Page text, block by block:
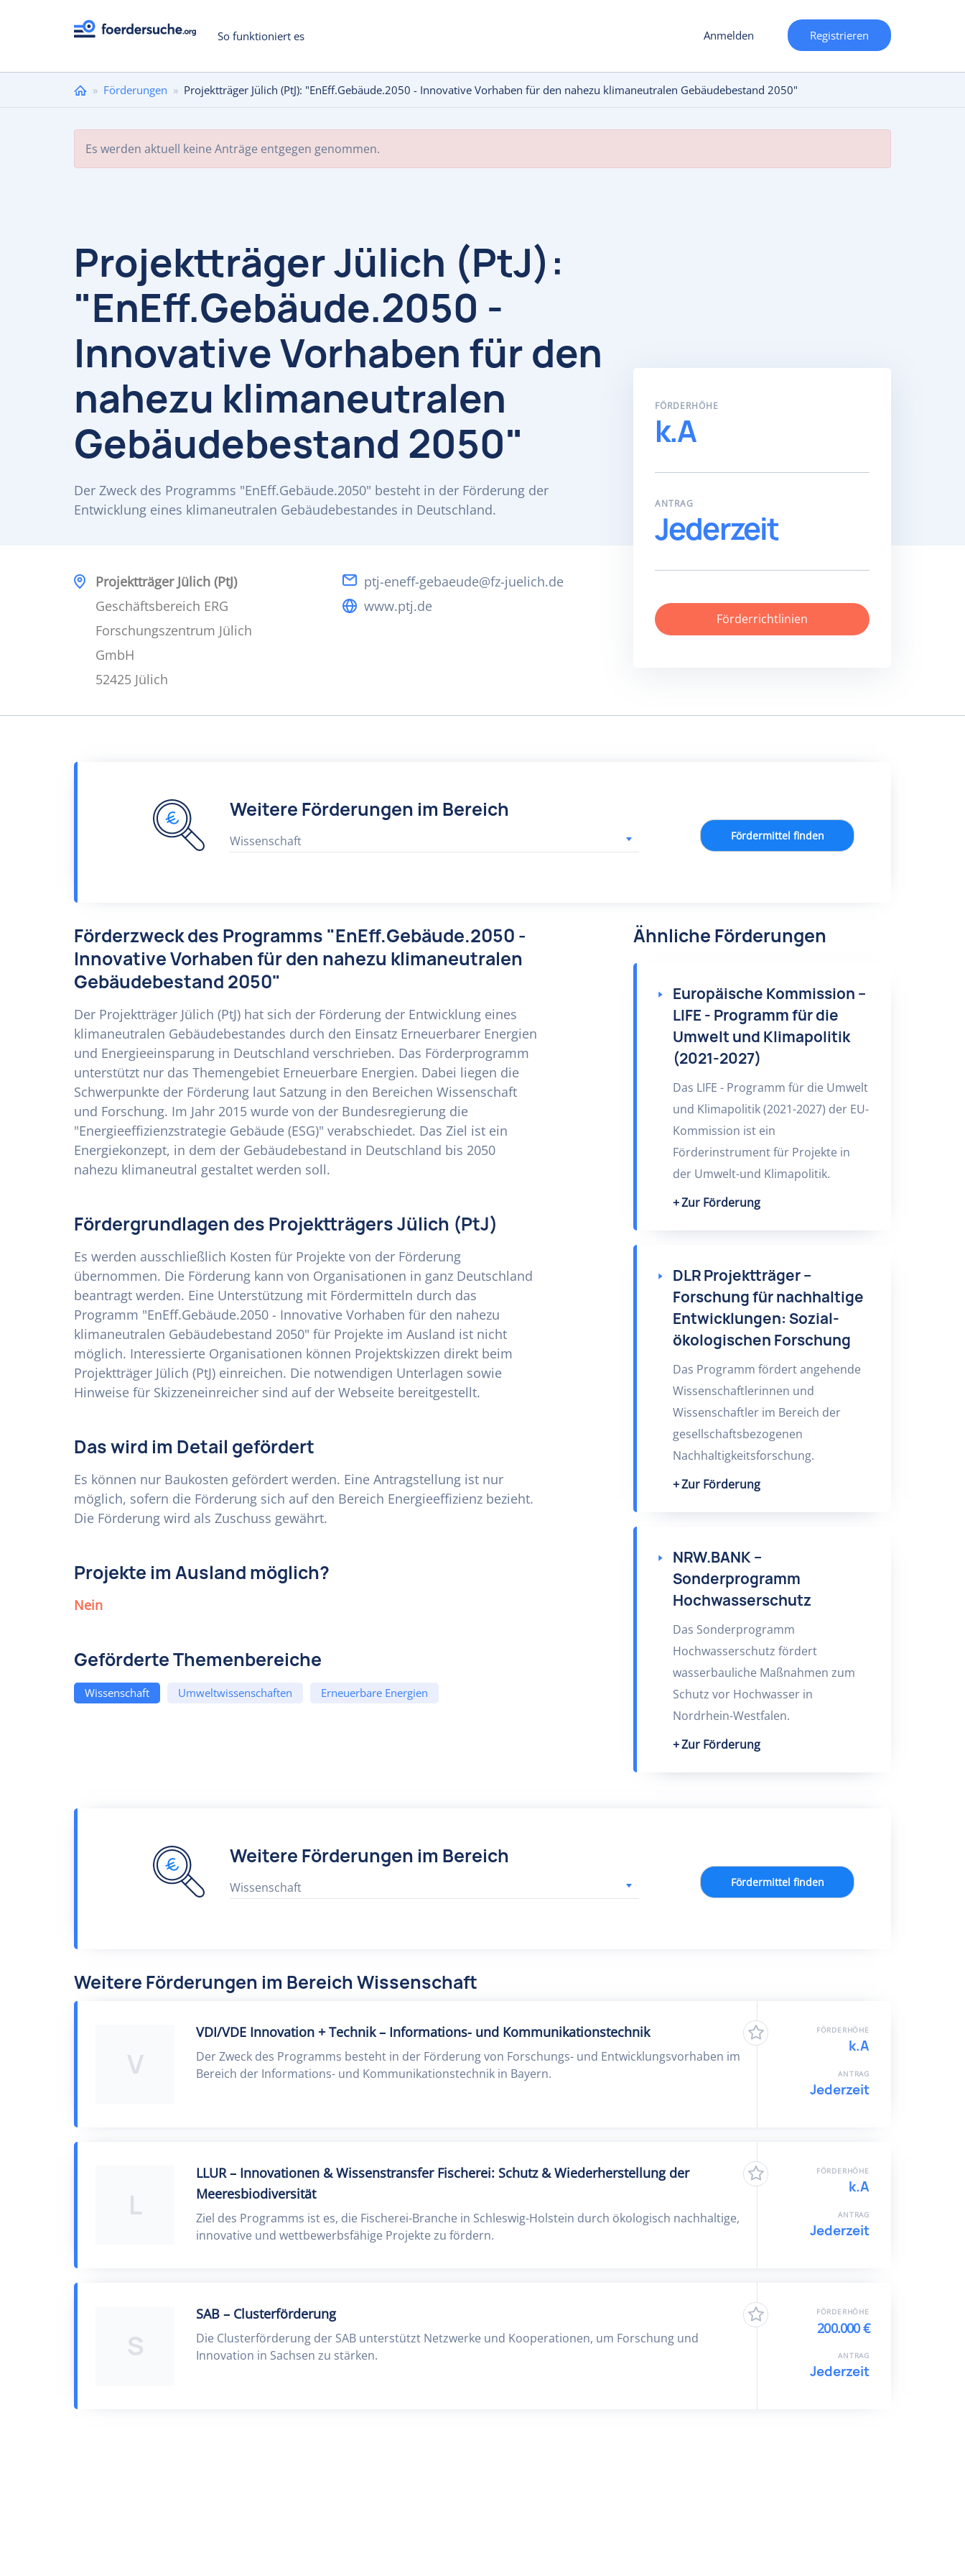
So funktioniert es Anmelden Registrieren
Sie
hier
» Förderungen » Projektträger Jülich (PtJ): "EnEff.Gebäude.2050 - Innovative Vorhaben für den nahezu klimaneutralen Gebäudebestand 2050"
Es werden aktuell keine Anträge entgegen genommen.
Projektträger Jülich (PtJ):
"EnEff.Gebäude.2050 -
Innovative Vorhaben für den
nahezu klimaneutralen
Gebäudebestand 2050"
Der Zweck des Programms "EnEff.Gebäude.2050" besteht in der Förderung der
Entwicklung eines klimaneutralen Gebäudebestandes in Deutschland.
Projektträger Jülich (PtJ)
Geschäftsbereich ERG
Forschungszentrum Jülich
GmbH
52425 Jülich
ptj-eneff-gebaeude@fz-juelich.de
www.ptj.de
FÖRDERHÖHE
k.A
ANTRAG
Jederzeit
Förderrichtlinien
Weitere Förderungen im Bereich
Wissenschaft Fördermittel finden
Förderzweck des Programms "EnEff.Gebäude.2050 -
Innovative Vorhaben für den nahezu klimaneutralen
Gebäudebestand 2050"
Der Projektträger Jülich (PtJ) hat sich der Förderung der Entwicklung eines
klimaneutralen Gebäudebestandes durch den Einsatz Erneuerbarer Energien
und Energieeinsparung in Deutschland verschrieben. Das Förderprogramm
unterstützt nur das Themengebiet Erneuerbare Energien. Dabei liegen die
Schwerpunkte der Förderung laut Satzung in den Bereichen Wissenschaft
und Forschung. Im Jahr 2015 wurde von der Bundesregierung die
"Energieeffizienzstrategie Gebäude (ESG)" verabschiedet. Das Ziel ist ein
Energiekonzept, in dem der Gebäudebestand in Deutschland bis 2050
nahezu klimaneutral gestaltet werden soll.
Fördergrundlagen des Projektträgers Jülich (PtJ)
Es werden ausschließlich Kosten für Projekte von der Förderung
übernommen. Die Förderung kann von Organisationen in ganz Deutschland
beantragt werden. Eine Unterstützung mit Fördermitteln durch das
Programm "EnEff.Gebäude.2050 - Innovative Vorhaben für den nahezu
klimaneutralen Gebäudebestand 2050" für Projekte im Ausland ist nicht
möglich. Interessierte Organisationen können Projektskizzen direkt beim
Projektträger Jülich (PtJ) einreichen. Die notwendigen Unterlagen sowie
Hinweise für Skizzeneinreicher sind auf der Webseite bereitgestellt.
Das wird im Detail gefördert
Es können nur Baukosten gefördert werden. Eine Antragstellung ist nur
möglich, sofern die Förderung sich auf den Bereich Energieeffizienz bezieht.
Die Förderung wird als Zuschuss gewährt.
Projekte im Ausland möglich?
Nein
Geförderte Themenbereiche
Wissenschaft Umweltwissenschaften Erneuerbare Energien
Ähnliche Förderungen
Europäische Kommission –
LIFE - Programm für die
Umwelt und Klimapolitik
(2021-2027)
Das LIFE - Programm für die Umwelt
und Klimapolitik (2021-2027) der EU-
Kommission ist ein
Förderinstrument für Projekte in
der Umwelt-und Klimapolitik.
Zur Förderung
DLR Projektträger –
Forschung für nachhaltige
Entwicklungen: Sozial-
ökologischen Forschung
Das Programm fördert angehende
Wissenschaftlerinnen und
Wissenschaftler im Bereich der
gesellschaftsbezogenen
Nachhaltigkeitsforschung.
Zur Förderung
NRW.BANK –
Sonderprogramm
Hochwasserschutz
Das Sonderprogramm
Hochwasserschutz fördert
wasserbauliche Maßnahmen zum
Schutz vor Hochwasser in
Nordrhein-Westfalen.
Zur Förderung
Weitere Förderungen im Bereich
Wissenschaft Fördermittel finden
Weitere Förderungen im Bereich Wissenschaft
V
VDI/VDE Innovation + Technik – Informations- und Kommunikationstechnik
Der Zweck des Programms besteht in der Förderung von Forschungs- und Entwicklungsvorhaben im
Bereich der Informations- und Kommunikationstechnik in Bayern.
FÖRDERHÖHE
k.A
ANTRAG
Jederzeit
L
LLUR – Innovationen & Wissenstransfer Fischerei: Schutz & Wiederherstellung der
Meeresbiodiversität
Ziel des Programms ist es, die Fischerei-Branche in Schleswig-Holstein durch ökologisch nachhaltige,
innovative und wettbewerbsfähige Projekte zu fördern.
FÖRDERHÖHE
k.A
ANTRAG
Jederzeit
S
SAB – Clusterförderung
Die Clusterförderung der SAB unterstützt Netzwerke und Kooperationen, um Forschung und
Innovation in Sachsen zu stärken.
FÖRDERHÖHE
200.000 €
ANTRAG
Jederzeit